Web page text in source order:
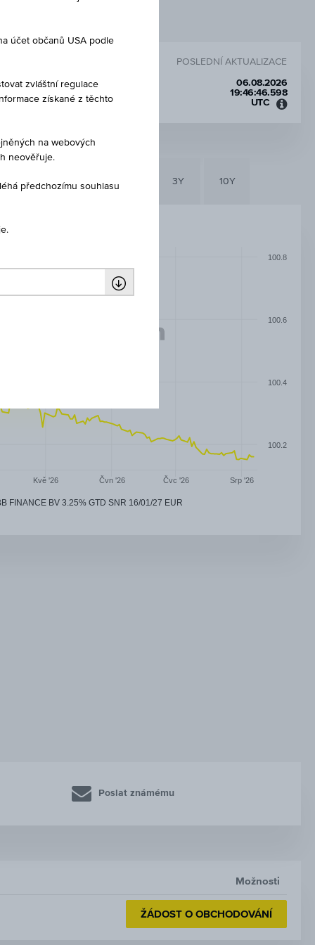
POSLEDNÍ AKTUALIZACE
06.08.2026
19:46:46.598
UTC
3M 6M 3Y 10Y
FINANCE BV 3.25% GTD SNR 16/01/27 EUR
Kvě '26 Čvn '26 Čvc '26 Srp '26
100.2
100.4
100.6
100.8
Poslat známému
Možnosti
ŽÁDOST O OBCHODOVÁNÍ
účet občanů USA podle
zvláštní regulace
získané z těchto
na webových
neověřuje.
předchozímu souhlasu